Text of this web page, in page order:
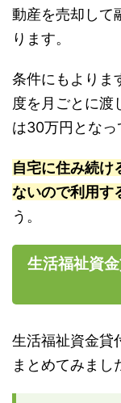
動産を売却して
ります。
条件にもよりま
度を月ごとに渡
は30万円となっ
自宅に住み続け
ないので利用す
う。
生活福祉資
生活福祉資金貸
まとめてみまし